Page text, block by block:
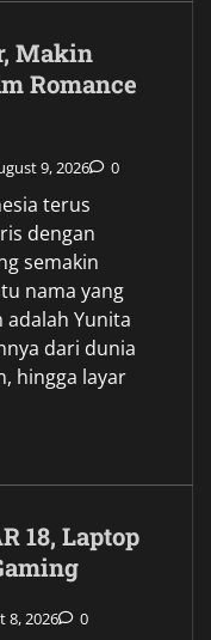
Makin
Romance
9, 2026 0
terus
dengan
semakin
nama yang
Yunita
dari dunia
hingga layar
18, Laptop
8, 2026 0